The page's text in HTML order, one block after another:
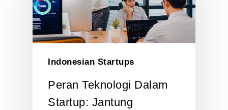
Indonesian Startups
Peran Teknologi Dalam
Startup: Jantung